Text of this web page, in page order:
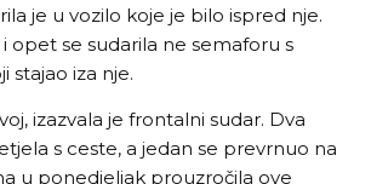
je u vozilo koje je bilo ispred nje.
opet se sudarila ne semaforu s
stajao iza nje.
izazvala je frontalni sudar. Dva
s ceste, a jedan se prevrnuo na
u ponedjeljak prouzročila ove